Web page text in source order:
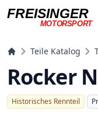
FREISINGER
MOTORSPORT
Teile Katalog
Rocker
Historisches Rennteil